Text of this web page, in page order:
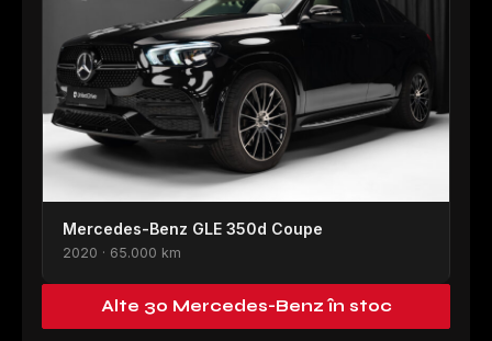
Mercedes-Benz GLE 350d Coupe
2020 · 65.000 km
Alte 30 Mercedes-Benz în stoc